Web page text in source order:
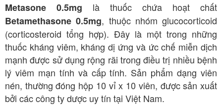
Metasone 0.5mg là thuốc chứa hoạt chất
Betamethasone 0.5mg, thuộc nhóm glucocorticoid
(corticosteroid tổng hợp). Đây là một trong những
thuốc kháng viêm, kháng dị ứng và ức chế miễn dịch
mạnh được sử dụng rộng rãi trong điều trị nhiều bệnh
lý viêm mạn tính và cấp tính. Sản phẩm dạng viên
nén, thường đóng hộp 10 vỉ x 10 viên, được sản xuất
bởi các công ty dược uy tín tại Việt Nam.